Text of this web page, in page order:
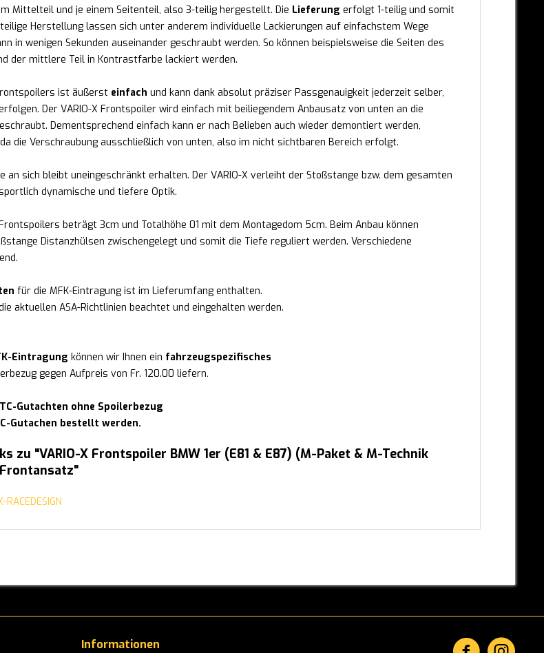
Mittelteil und je einem Seitenteil, also 3-teilig hergestellt. Die Lieferung erfolgt 1-teilig und somit
Herstellung lassen sich unter anderem individuelle Lackierungen auf einfachstem Wege
in wenigen Sekunden auseinander geschraubt werden. So können beispielsweise die Seiten des
der mittlere Teil in Kontrastfarbe lackiert werden.
ist äußerst einfach und kann dank absolut präziser Passgenauigkeit jederzeit selber,
Der VARIO-X Frontspoiler wird einfach mit beiliegendem Anbausatz von unten an die
Dementsprechend einfach kann er nach Belieben auch wieder demontiert werden,
die Verschraubung ausschließlich von unten, also im nicht sichtbaren Bereich erfolgt.
an sich bleibt uneingeschränkt erhalten. Der VARIO-X verleiht der Stoßstange bzw. dem gesamten
dynamische und tiefere Optik.
beträgt 3cm und Totalhöhe 01 mit dem Montagedom 5cm. Beim Anbau können
Distanzhülsen zwischengelegt und somit die Tiefe reguliert werden. Verschiedene
für die MFK-Eintragung ist im Lieferumfang enthalten.
aktuellen ASA-Richtlinien beachtet und eingehalten werden.
Eintragung können wir Ihnen ein fahrzeugspezifisches
gegen Aufpreis von Fr. 120.00 liefern.
Gutachten ohne Spoilerbezug
Gutachen bestellt werden.
zu "VARIO-X Frontspoiler BMW 1er (E81 & E87) (M-Paket & M-Technik
Informationen